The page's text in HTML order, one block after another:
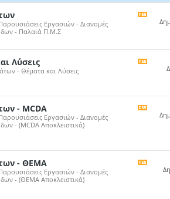
Εργασιών - Διανομές
- Παλαιά Π.Μ.Σ
της
του
Λύσεις
- Θέματα και Λύσεις
του
- MCDA
Εργασιών - Διανομές
- (MCDA Αποκλειστικά)
της
forum
- ΘΕΜΑ
Εργασιών - Διανομές
- (ΘΕΜΑ Αποκλειστικά)